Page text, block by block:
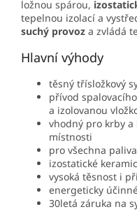
ložnou spárou,
tepelnou izolací a
suchý provoz a zvládá
Hlavní výhody
těsný třísložkový
přívod
a izolovanou
vhodný pro krby a
místnosti
pro všechna
izostatické
vysoká těsnost i
energeticky
30letá záruka na